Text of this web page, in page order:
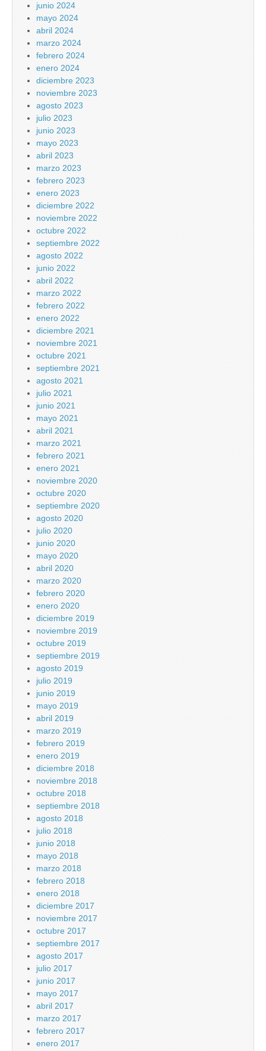
junio 2024
mayo 2024
abril 2024
marzo 2024
febrero 2024
enero 2024
diciembre 2023
noviembre 2023
agosto 2023
julio 2023
junio 2023
mayo 2023
abril 2023
marzo 2023
febrero 2023
enero 2023
diciembre 2022
noviembre 2022
octubre 2022
septiembre 2022
agosto 2022
junio 2022
abril 2022
marzo 2022
febrero 2022
enero 2022
diciembre 2021
noviembre 2021
octubre 2021
septiembre 2021
agosto 2021
julio 2021
junio 2021
mayo 2021
abril 2021
marzo 2021
febrero 2021
enero 2021
noviembre 2020
octubre 2020
septiembre 2020
agosto 2020
julio 2020
junio 2020
mayo 2020
abril 2020
marzo 2020
febrero 2020
enero 2020
diciembre 2019
noviembre 2019
octubre 2019
septiembre 2019
agosto 2019
julio 2019
junio 2019
mayo 2019
abril 2019
marzo 2019
febrero 2019
enero 2019
diciembre 2018
noviembre 2018
octubre 2018
septiembre 2018
agosto 2018
julio 2018
junio 2018
mayo 2018
marzo 2018
febrero 2018
enero 2018
diciembre 2017
noviembre 2017
octubre 2017
septiembre 2017
agosto 2017
julio 2017
junio 2017
mayo 2017
abril 2017
marzo 2017
febrero 2017
enero 2017